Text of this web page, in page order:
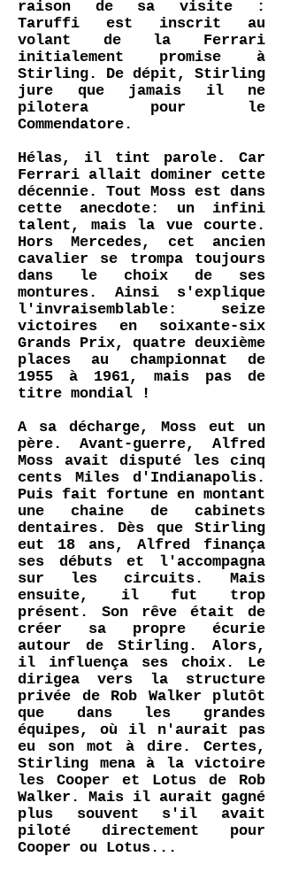
raison de sa visite :
Taruffi est inscrit au
volant de la Ferrari
initialement promise à
Stirling. De dépit, Stirling
jure que jamais il ne
pilotera pour le
Commendatore.
Hélas, il tint parole. Car
Ferrari allait dominer cette
décennie. Tout Moss est dans
cette anecdote: un infini
talent, mais la vue courte.
Hors Mercedes, cet ancien
cavalier se trompa toujours
dans le choix de ses
montures. Ainsi s'explique
l'invraisemblable: seize
victoires en soixante-six
Grands Prix, quatre deuxième
places au championnat de
1955 à 1961, mais pas de
titre mondial !
A sa décharge, Moss eut un
père. Avant-guerre, Alfred
Moss avait disputé les cinq
cents Miles d'Indianapolis.
Puis fait fortune en montant
une chaine de cabinets
dentaires. Dès que Stirling
eut 18 ans, Alfred finança
ses débuts et l'accompagna
sur les circuits. Mais
ensuite, il fut trop
présent. Son rêve était de
créer sa propre écurie
autour de Stirling. Alors,
il influença ses choix. Le
dirigea vers la structure
privée de Rob Walker plutôt
que dans les grandes
équipes, où il n'aurait pas
eu son mot à dire. Certes,
Stirling mena à la victoire
les Cooper et Lotus de Rob
Walker. Mais il aurait gagné
plus souvent s'il avait
piloté directement pour
Cooper ou Lotus...